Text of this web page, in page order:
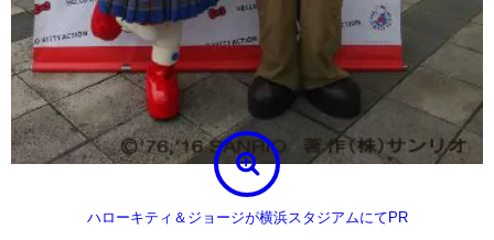
ハローキティ＆ジョージが横浜スタジアムにてPR